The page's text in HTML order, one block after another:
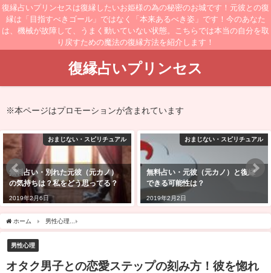
復縁占いプリンセスは復縁したいお姫様の為の秘密のお城です！元彼との復
縁は「目指すべきゴール」ではなく「本来あるべき姿」です！今のあなた
は、機械が故障して、うまく動いていない状態。こちらでは本当の自分を取
り戻すための魔法の復縁方法を紹介します！
復縁占いプリンセス
※本ページはプロモーションが含まれています
おまじない・スピリチュアル
無料占い・元彼（元カノ）と復縁
できる可能性は？
2019年2月2日
おまじない・スピリチュアル
無料占い・元彼（元カノ）からい
つ連絡がくるか？来る確率は？
2019年2月21日
ホーム 男性心理
男性心理
オタク男子との恋愛ステップの刻み方！彼を惚れ